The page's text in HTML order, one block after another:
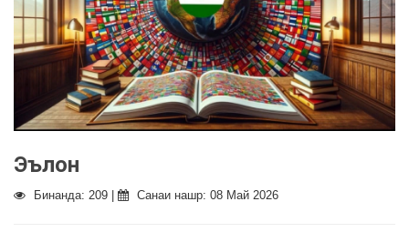
Эълон
Бинанда: 209 | Санаи нашр: 08 Май 2026